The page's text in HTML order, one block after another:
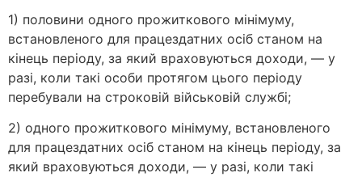
1) половини одного прожиткового мінімуму,
встановленого для працездатних осіб станом на
кінець періоду, за який враховуються доходи, — у
разі, коли такі особи протягом цього періоду
перебували на строковій військовій службі;
2) одного прожиткового мінімуму, встановленого
для працездатних осіб станом на кінець періоду, за
який враховуються доходи, — у разі, коли такі